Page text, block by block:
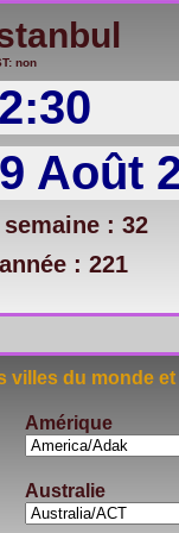
non
Août
: 32
: 221
villes du
Amérique
Australie